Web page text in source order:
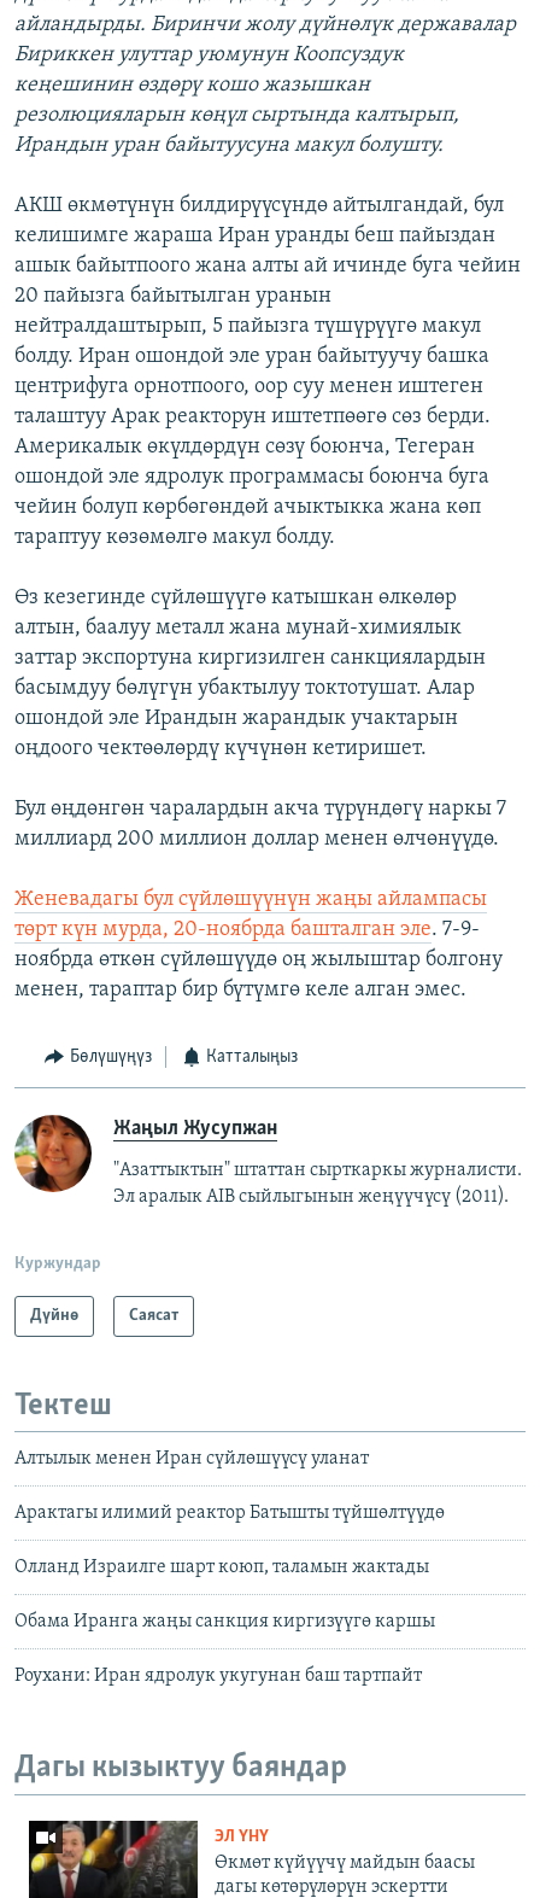
айландырды. Биринчи жолу дүйнөлүк державалар
Бириккен улуттар уюмунун Коопсуздук
кеңешинин өздөрү кошо жазышкан
резолюцияларын көңүл сыртында калтырып,
Ирандын уран байытуусуна макул болушту.
АКШ өкмөтүнүн билдирүүсүндө айтылгандай, бул
келишимге жараша Иран уранды беш пайыздан
ашык байытпоого жана алты ай ичинде буга чейин
20 пайызга байытылган уранын
нейтралдаштырып, 5 пайызга түшүрүүгө макул
болду. Иран ошондой эле уран байытуучу башка
центрифуга орнотпоого, оор суу менен иштеген
талаштуу Арак реакторун иштетпөөгө сөз берди.
Америкалык өкүлдөрдүн сөзү боюнча, Тегеран
ошондой эле ядролук программасы боюнча буга
чейин болуп көрбөгөндөй ачыктыкка жана көп
тараптуу көзөмөлгө макул болду.
Өз кезегинде сүйлөшүүгө катышкан өлкөлөр
алтын, баалуу металл жана мунай-химиялык
заттар экспортуна киргизилген санкциялардын
басымдуу бөлүгүн убактылуу токтотушат. Алар
ошондой эле Ирандын жарандык учактарын
оңдоого чектөөлөрдү күчүнөн кетиришет.
Бул өңдөнгөн чаралардын акча түрүндөгү наркы 7
миллиард 200 миллион доллар менен өлчөнүүдө.
Женевадагы бул сүйлөшүүнүн жаңы айлампасы
төрт күн мурда, 20-ноябрда башталган эле. 7-9-
ноябрда өткөн сүйлөшүүдө оң жылыштар болгону
менен, тараптар бир бүтүмгө келе алган эмес.
Бөлүшүңүз Катталыңыз
Жаңыл Жусупжан
"Азаттыктын" штаттан сырткаркы журналисти.
Эл аралык AIB сыйлыгынын жеңүүчүсү (2011).
Куржундар
Дүйнө Саясат
Тектеш
Алтылык менен Иран сүйлөшүүсү уланат
Арактагы илимий реактор Батышты түйшөлтүүдө
Олланд Израилге шарт коюп, таламын жактады
Обама Иранга жаңы санкция киргизүүгө каршы
Роухани: Иран ядролук укугунан баш тартпайт
Дагы кызыктуу баяндар
ЭЛ ҮНҮ
Өкмөт күйүүчү майдын баасы
дагы көтөрүлөрүн эскертти